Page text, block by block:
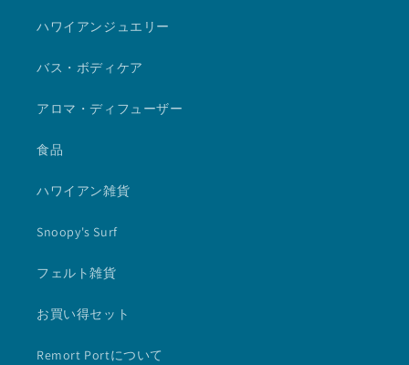
ハワイアンジュエリー
バス・ボディケア
アロマ・ディフューザー
食品
ハワイアン雑貨
Snoopy's Surf
フェルト雑貨
お買い得セット
Remort Portについて